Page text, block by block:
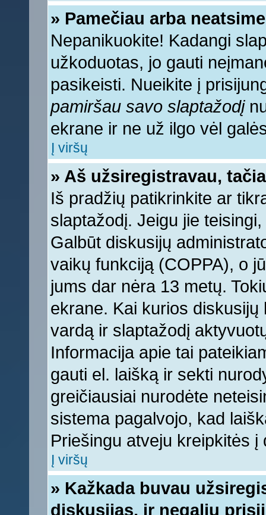
» Pamečiau arba
Nepanikuokite! Kadangi
užkoduotas, jo gauti
pasikeisti. Nueikite į
pamiršau savo slaptažodį
ekrane ir ne už ilgo vėl
Į viršų
» Aš užsiregistravau,
Iš pradžių patikrinkite ar
slaptažodį. Jeigu jie
Galbūt diskusijų
vaikų funkciją (COPPA), o
jums dar nėra 13 metų.
ekrane. Kai kurios
vardą ir slaptažodį
Informacija apie tai
gauti el. laišką ir sekti
greičiausiai nurodėte
sistema pagalvojo, kad
Priešingu atveju kreipkitės
Į viršų
» Kažkada buvau
diskusijas, ir negaliu